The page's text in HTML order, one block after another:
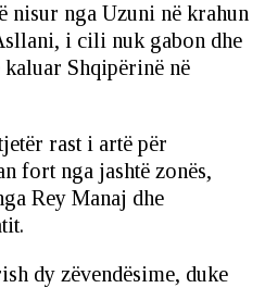
nisur nga Uzuni në krahun
i cili nuk gabon dhe
Shqipërinë në
rast i artë për
fort nga jashtë zonës,
Rey Manaj dhe
dy zëvendësime, duke